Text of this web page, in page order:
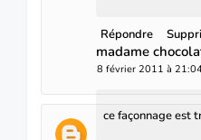
Répondre
madame
8 février 2011 à 21:04
ce façonnage est